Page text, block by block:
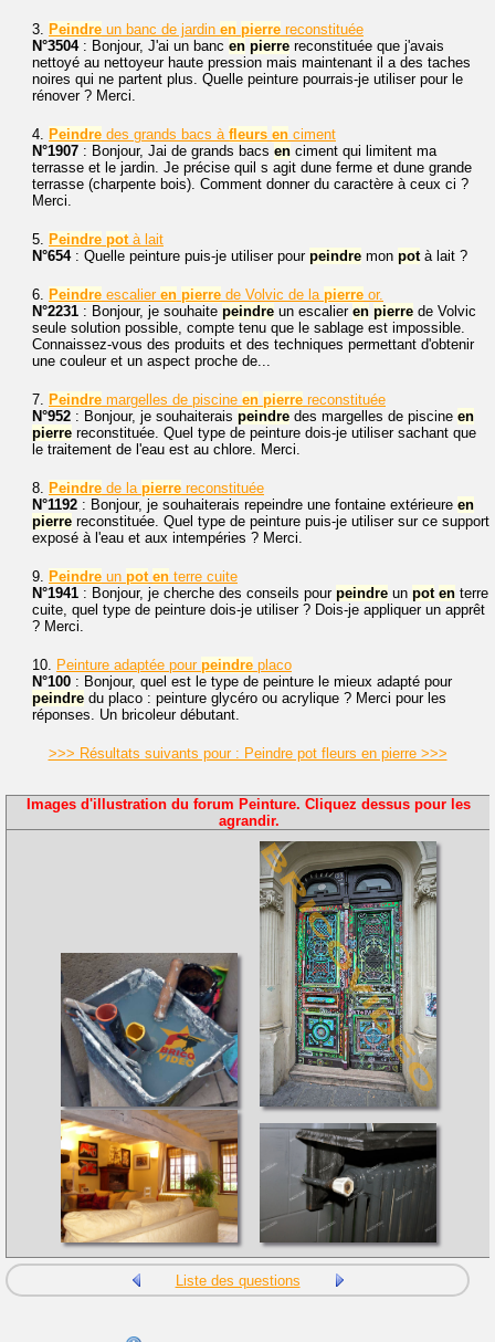
3. Peindre un banc de jardin en pierre reconstituée
N°3504: Bonjour, J'ai un banc en pierre reconstituée que j'avais
nettoyé au nettoyeur haute pression mais maintenant il a des taches
noires qui ne partent plus. Quelle peinture pourrais-je utiliser pour le
rénover ? Merci.
4. Peindre des grands bacs à fleurs en ciment
N°1907 : Bonjour, Jai de grands bacs en ciment qui limitent ma
terrasse et le jardin. Je précise quil s agit dune ferme et dune grande
terrasse (charpente bois). Comment donner du caractère à ceux ci ?
Merci.
5. Peindre potà lait
N°654: Quelle peinture puis-je utiliser pour peindre mon potà lait ?
6. Peindre escalier en pierre de Volvic de la pierre or.
N°2231 : Bonjour, je souhaite peindre un escalier en pierre de Volvic
seule solution possible, compte tenu que le sablage est impossible.
Connaissez-vous des produits et des techniques permettant d'obtenir
une couleur et un aspect proche de...
7. Peindre margelles de piscine en pierre reconstituée
N°952 : Bonjour, je souhaiterais peindre des margelles de piscine en
pierre reconstituée. Quel type de peinture dois-je utiliser sachant que
le traitement de l'eau est au chlore. Merci.
8. Peindre de la pierre reconstituée
N°1192 : Bonjour, je souhaiterais repeindre une fontaine extérieure en
pierre reconstituée. Quel type de peinture puis-je utiliser sur ce support
exposé à l'eau et aux intempéries ? Merci.
9. Peindre un pot en terre cuite
N°1941 : Bonjour, je cherche des conseils pour peindre un pot en terre
cuite, quel type de peinture dois-je utiliser ? Dois-je appliquer un apprêt
? Merci.
10. Peinture adaptée pour peindre placo
N°100 : Bonjour, quel est le type de peinture le mieux adapté pour
peindre du placo : peinture glycéro ou acrylique ? Merci pour les
réponses. Un bricoleur débutant.
>>> Résultats suivants pour : Peindre pot fleurs en pierre >>>
Images d'illustration du forum Peinture. Cliquez dessus pour les
agrandir.
Liste des questions